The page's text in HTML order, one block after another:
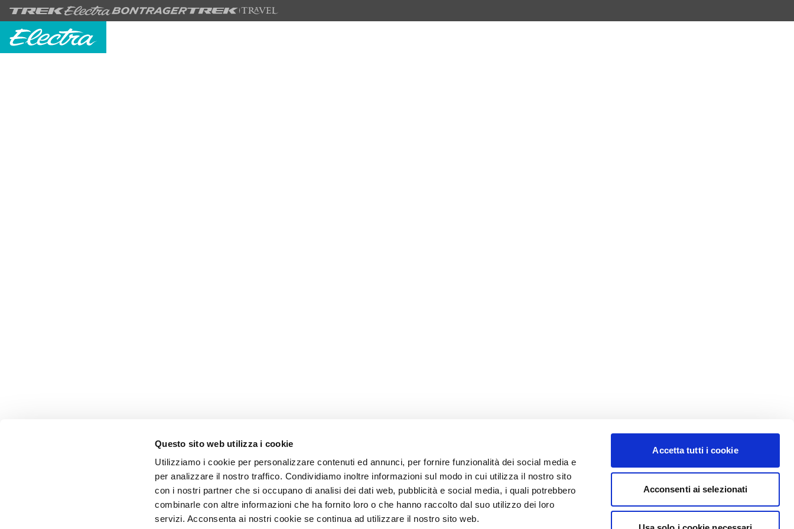
Questo sito web utilizza i cookie
Utilizziamo i cookie per personalizzare contenuti ed annunci, per fornire funzionalità dei social media e
per analizzare il nostro traffico. Condividiamo inoltre informazioni sul modo in cui utilizza il nostro sito
con i nostri partner che si occupano di analisi dei dati web, pubblicità e social media, i quali potrebbero
combinarle con altre informazioni che ha fornito loro o che hanno raccolto dal suo utilizzo dei loro
servizi. Acconsenta ai nostri cookie se continua ad utilizzare il nostro sito web.
Accetta tutti i cookie
Acconsenti ai selezionati